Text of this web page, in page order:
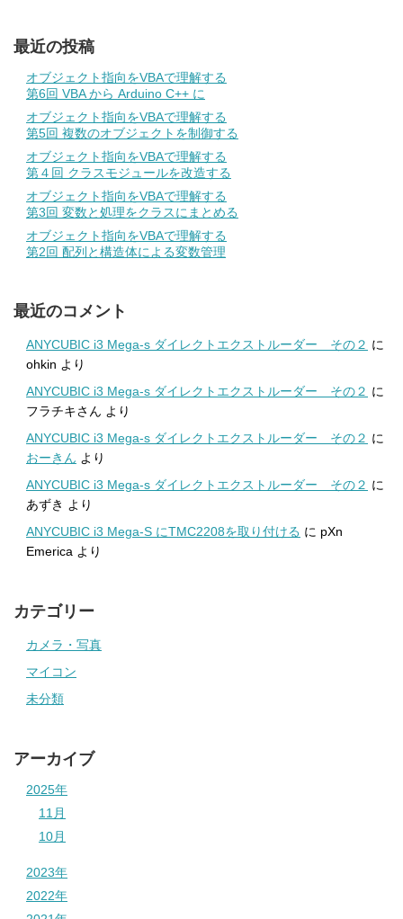
最近の投稿
オブジェクト指向をVBAで理解する
第6回 VBA から Arduino C++ に
オブジェクト指向をVBAで理解する
第5回 複数のオブジェクトを制御する
オブジェクト指向をVBAで理解する
第４回 クラスモジュールを改造する
オブジェクト指向をVBAで理解する
第3回 変数と処理をクラスにまとめる
オブジェクト指向をVBAで理解する
第2回 配列と構造体による変数管理
最近のコメント
ANYCUBIC i3 Mega-s ダイレクトエクストルーダー その２ に
ohkin より
ANYCUBIC i3 Mega-s ダイレクトエクストルーダー その２ に
フラチキさん より
ANYCUBIC i3 Mega-s ダイレクトエクストルーダー その２ に
おーきん より
ANYCUBIC i3 Mega-s ダイレクトエクストルーダー その２ に
あずき より
ANYCUBIC i3 Mega-S にTMC2208を取り付ける に pXn
Emerica より
カテゴリー
カメラ・写真
マイコン
未分類
アーカイブ
2025年
11月
10月
2023年
2022年